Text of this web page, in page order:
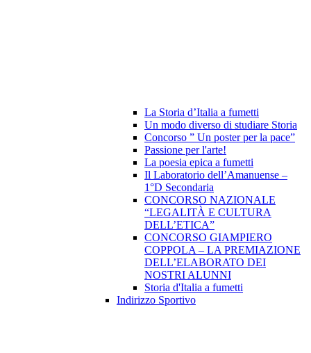
La Storia d’Italia a fumetti
Un modo diverso di studiare Storia
Concorso ” Un poster per la pace”
Passione per l'arte!
La poesia epica a fumetti
Il Laboratorio dell’Amanuense –
1°D Secondaria
CONCORSO NAZIONALE
“LEGALITÀ E CULTURA
DELL’ETICA”
CONCORSO GIAMPIERO
COPPOLA – LA PREMIAZIONE
DELL’ELABORATO DEI
NOSTRI ALUNNI
Storia d'Italia a fumetti
Indirizzo Sportivo